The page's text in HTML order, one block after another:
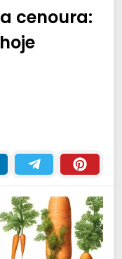
cenoura: